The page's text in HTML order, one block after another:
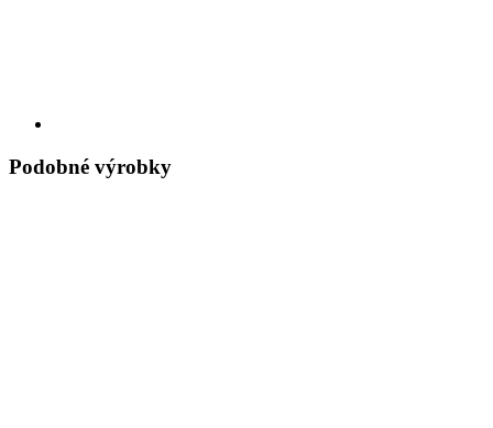
Podobné výrobky